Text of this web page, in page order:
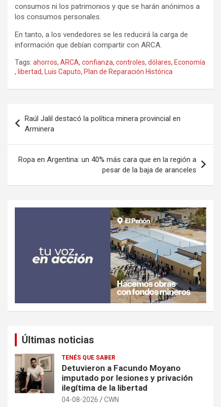
consumos ni los patrimonios y que se harán anónimos a
los consumos personales.
En tanto, a los vendedores se les reducirá la carga de
información que debían compartir con ARCA.
Tags: ahorros, ARCA, confianza, controles, dólares, Economía
, libertad, Luis Caputo, Plan de Reparación Histórica
de
entradas
Raúl Jalil destacó la política minera provincial en
Arminera
Ropa en Argentina: un 40% más cara que en la región a
pesar de la baja de aranceles
Últimas noticias
TENÉS QUE SABER
Detuvieron a Facundo Moyano
imputado por lesiones y privación
ilegítima de la libertad
04-08-2026 CWN